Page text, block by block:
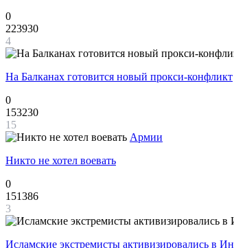
0
223930
4
На Балканах готовится новый прокси-конфликт
0
153230
15
Армии
Никто не хотел воевать
0
151386
3
Исламские экстремисты активизировались в